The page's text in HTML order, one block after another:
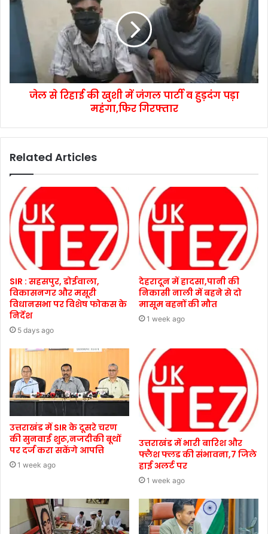
जेल से रिहाई की खुशी में जंगल पार्टी व हुड़दंग पड़ा
महंगा,फिर गिरफ्तार
Related Articles
SIR : सहसपुर, डोईवाला,
विकासनगर और मसूरी
विधानसभा पर विशेष फोकस के
निर्देश
5 days ago
देहरादून में हादसा,पानी की
निकासी नाली में बहने से दो
मासूम बहनों की मौत
1 week ago
उत्तराखंड में SIR के दूसरे चरण
की सुनवाई शुरू,नजदीकी बूथों
पर दर्ज करा सकेंगे आपत्ति
1 week ago
उत्तराखंड में भारी बारिश और
फ्लैश फ्लड की संभावना,7 जिले
हाई अलर्ट पर
1 week ago